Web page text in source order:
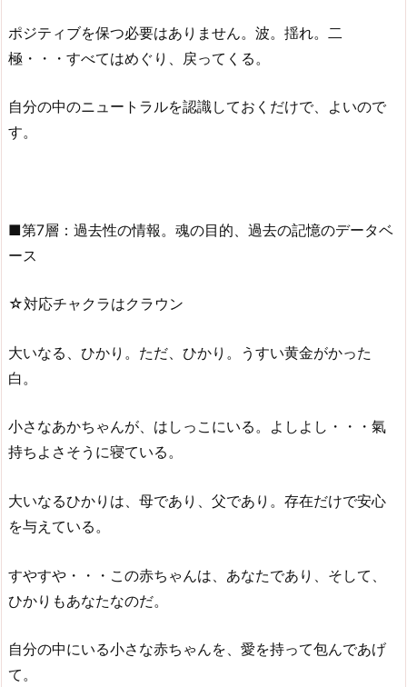
ポジティブを保つ必要はありません。波。揺れ。二
極・・・すべてはめぐり、戻ってくる。
自分の中のニュートラルを認識しておくだけで、よいので
す。
■第7層：過去性の情報。魂の目的、過去の記憶のデータベ
ース
☆対応チャクラはクラウン
大いなる、ひかり。ただ、ひかり。うすい黄金がかった
白。
小さなあかちゃんが、はしっこにいる。よしよし・・・氣
持ちよさそうに寝ている。
大いなるひかりは、母であり、父であり。存在だけで安心
を与えている。
すやすや・・・この赤ちゃんは、あなたであり、そして、
ひかりもあなたなのだ。
自分の中にいる小さな赤ちゃんを、愛を持って包んであげ
て。